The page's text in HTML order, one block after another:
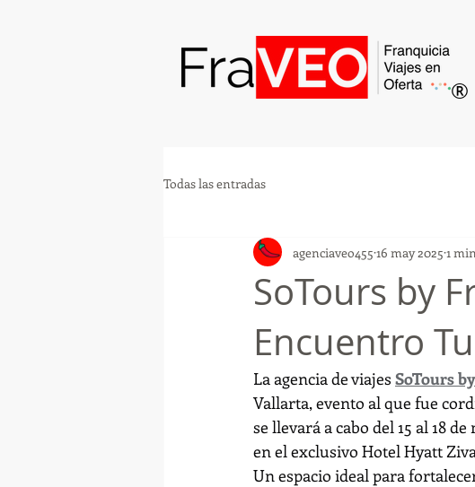
®
Todas las entradas
SoTours by
Encuentro
agenciaveo455 16 may 2025 1
La agencia de viajes SoTours
Vallarta, evento al que fue
se llevará a cabo del 15 al 18
en el exclusivo Hotel Hyatt
Un espacio ideal para